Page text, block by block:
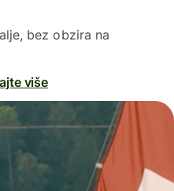
bez obzira na
više